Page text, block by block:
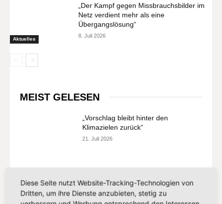
Aktuelles
„Der Kampf gegen Missbrauchsbilder im
Netz verdient mehr als eine
Übergangslösung“
8. Juli 2026
MEIST GELESEN
„Vorschlag bleibt hinter den
Klimazielen zurück“
21. Juli 2026
nicht länger anderen überlassen“
13. Juli 2026
Diese Seite nutzt Website-Tracking-Technologien von
Dritten, um ihre Dienste anzubieten, stetig zu